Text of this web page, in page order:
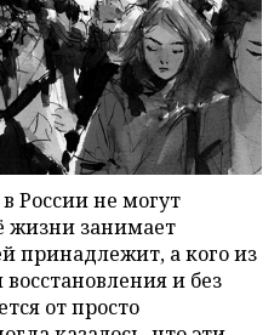
России не могут
жизни занимает
принадлежит, а кого из
и без
от просто